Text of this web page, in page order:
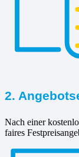
2.
Nach einer
faires